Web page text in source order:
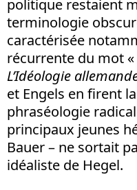
politique restaient
terminologie
caractérisée
récurrente du mot
L’Idéologie
et Engels en firent
phraséologie
principaux jeunes
Bauer – ne sortait
idéaliste de Hegel.